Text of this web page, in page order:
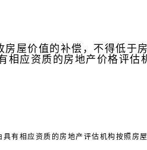
房屋价值的补偿，不得低于
相应资质的房地产价格评估
有相应资质的房地产评估机构按照房